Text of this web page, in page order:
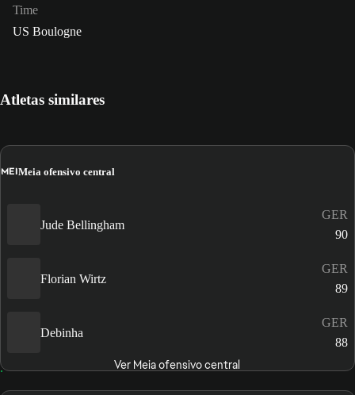
Time
US Boulogne
Atletas similares
MEIMeia ofensivo central
Jude Bellingham
GER
90
Florian Wirtz
GER
89
Debinha
GER
88
Ver Meia ofensivo central